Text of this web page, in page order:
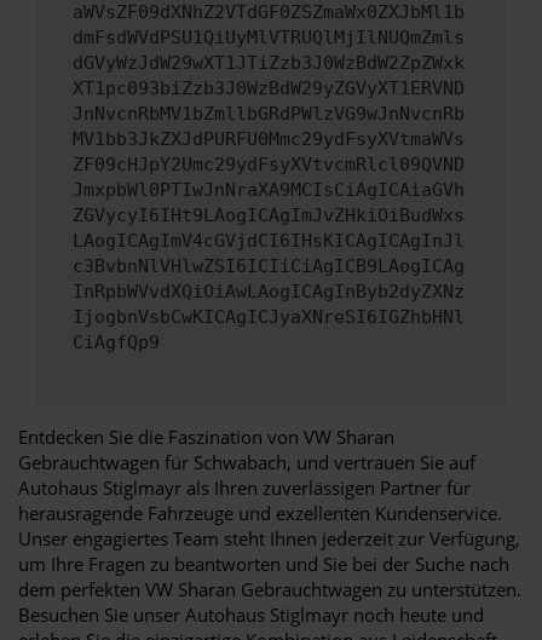
aWVsZF09dXNhZ2VTdGF0ZSZmaWx0ZXJbMl1b
dmFsdWVdPSU1QiUyMlVTRUQlMjIlNUQmZmls
dGVyWzJdW29wXT1JTiZzb3J0WzBdW2ZpZWxk
XT1pc093biZzb3J0WzBdW29yZGVyXT1ERVND
JnNvcnRbMV1bZmllbGRdPWlzVG9wJnNvcnRb
MV1bb3JkZXJdPURFU0Mmc29ydFsyXVtmaWVs
ZF09cHJpY2Umc29ydFsyXVtvcmRlcl09QVND
JmxpbWl0PTIwJnNraXA9MCIsCiAgICAiaGVh
ZGVycyI6IHt9LAogICAgImJvZHkiOiBudWxs
LAogICAgImV4cGVjdCI6IHsKICAgICAgInJl
c3BvbnNlVHlwZSI6ICIiCiAgICB9LAogICAg
InRpbWVvdXQiOiAwLAogICAgInByb2dyZXNz
IjogbnVsbCwKICAgICJyaXNreSI6IGZhbHNl
CiAgfQp9
Entdecken Sie die Faszination von VW Sharan
Gebrauchtwagen für Schwabach, und vertrauen Sie auf
Autohaus Stiglmayr als Ihren zuverlässigen Partner für
herausragende Fahrzeuge und exzellenten Kundenservice.
Unser engagiertes Team steht Ihnen jederzeit zur Verfügung,
um Ihre Fragen zu beantworten und Sie bei der Suche nach
dem perfekten VW Sharan Gebrauchtwagen zu unterstützen.
Besuchen Sie unser Autohaus Stiglmayr noch heute und